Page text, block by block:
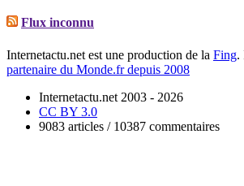
Flux inconnu
Internetactu.net est une production de la Fing.
partenaire du Monde.fr depuis 2008
Internetactu.net 2003 - 2026
CC BY 3.0
9083 articles / 10387 commentaires